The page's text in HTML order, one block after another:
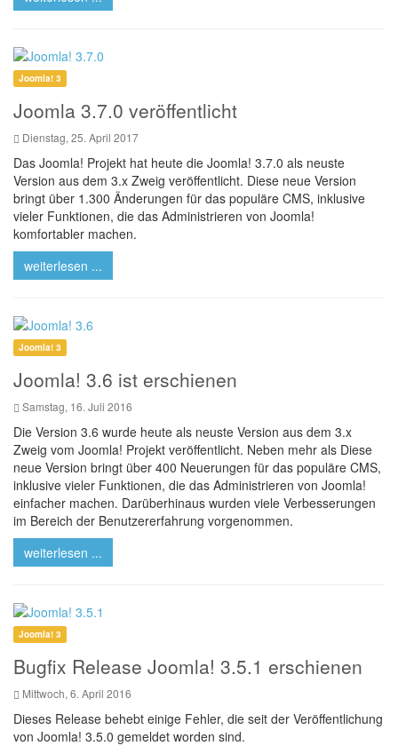
Joomla! 3
Joomla 3.7.0 veröffentlicht
Dienstag, 25. April 2017
Das Joomla! Projekt hat heute die Joomla! 3.7.0 als neuste
Version aus dem 3.x Zweig veröffentlicht. Diese neue Version
bringt über 1.300 Änderungen für das populäre CMS, inklusive
vieler Funktionen, die das Administrieren von Joomla!
komfortabler machen.
weiterlesen ...
Joomla! 3
Joomla! 3.6 ist erschienen
Samstag, 16. Juli 2016
Die Version 3.6 wurde heute als neuste Version aus dem 3.x
Zweig vom Joomla! Projekt veröffentlicht. Neben mehr als Diese
neue Version bringt über 400 Neuerungen für das populäre CMS,
inklusive vieler Funktionen, die das Administrieren von Joomla!
einfacher machen. Darüberhinaus wurden viele Verbesserungen
im Bereich der Benutzererfahrung vorgenommen.
weiterlesen ...
Joomla! 3
Bugfix Release Joomla! 3.5.1 erschienen
Mittwoch, 6. April 2016
Dieses Release behebt einige Fehler, die seit der Veröffentlichung
von Joomla! 3.5.0 gemeldet worden sind.